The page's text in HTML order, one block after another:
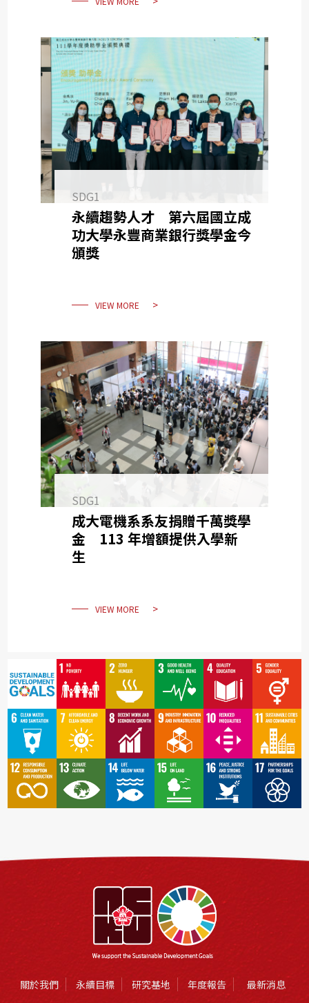
which can Lower the Cost and Time of
SDG1
永續趨勢人才 第六屆國立成
功大學永豐商業銀行獎學金今
頒獎
VIEW MORE
SDG1
成大電機系系友捐贈千萬獎學
金 113 年增額提供入學新
生
VIEW MORE
關於我們 永續目標 研究基地 年度報告 最新消息